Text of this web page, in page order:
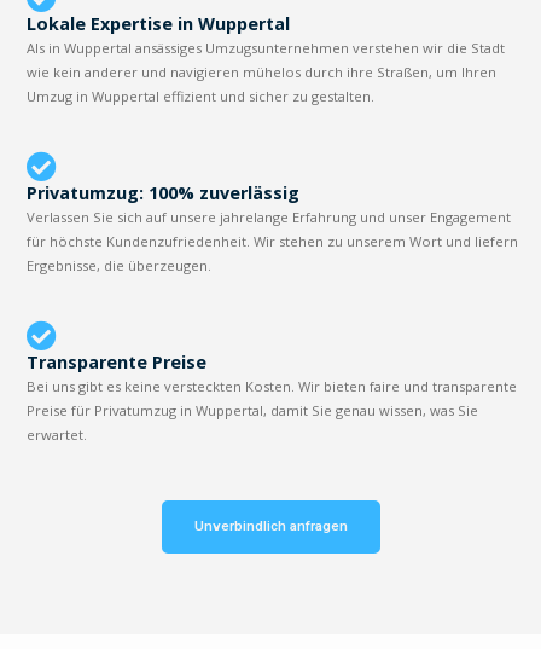
Lokale Expertise in Wuppertal
Als in Wuppertal ansässiges Umzugsunternehmen verstehen wir die Stadt
wie kein anderer und navigieren mühelos durch ihre Straßen, um Ihren
Umzug in Wuppertal effizient und sicher zu gestalten.
Privatumzug: 100% zuverlässig
Verlassen Sie sich auf unsere jahrelange Erfahrung und unser Engagement
für höchste Kundenzufriedenheit. Wir stehen zu unserem Wort und liefern
Ergebnisse, die überzeugen.
Transparente Preise
Bei uns gibt es keine versteckten Kosten. Wir bieten faire und transparente
Preise für Privatumzug in Wuppertal, damit Sie genau wissen, was Sie
erwartet.
Unverbindlich anfragen